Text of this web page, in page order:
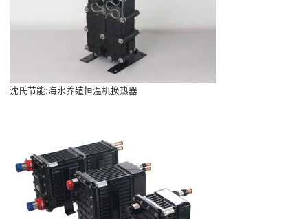
沈氏节能:海水养殖恒温机换热器